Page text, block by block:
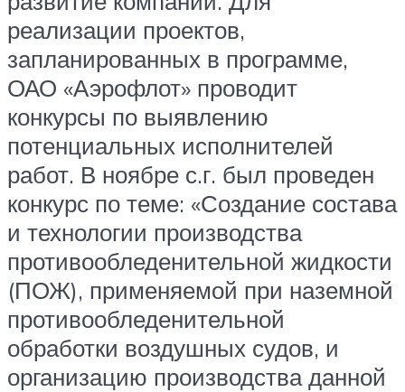
реализации проектов,
запланированных в программе,
ОАО «Аэрофлот» проводит
конкурсы по выявлению
потенциальных исполнителей
работ. В ноябре с.г. был проведен
конкурс по теме: «Создание состава
и технологии производства
противообледенительной жидкости
(ПОЖ), применяемой при наземной
противообледенительной
обработки воздушных судов, и
организацию производства данной